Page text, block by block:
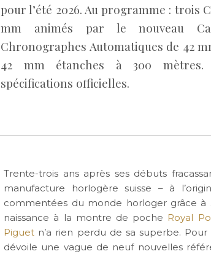
pour l’été 2026. Au programme : trois
mm animés par le nouveau
Chronographes Automatiques de 42
42 mm étanches à 300 mètres.
spécifications officielles.
Trente-trois ans après ses débuts
manufacture horlogère suisse – à
commentées du monde horloger grâce à
naissance à la montre de poche Royal
Piguet n’a rien perdu de sa superbe.
dévoile une vague de neuf nouvelles